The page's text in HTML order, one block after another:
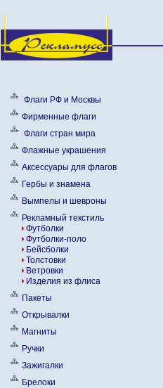
Флаги РФ и Москвы
Фирменные флаги
Флаги стран мира
Флажные украшения
Аксесcуары для флагов
Гербы и знамена
Вымпелы и шевроны
Рекламный текстиль
Футболки
Футболки-поло
Бейсболки
Толстовки
Ветровки
Изделия из флиса
Пакеты
Открывалки
Магниты
Ручки
Зажигалки
Брелоки